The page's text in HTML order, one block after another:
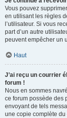
Vous pouvez
en utilisant les règles
l’utilisateur. Si vous
part d’un autre
peuvent empêcher un
Haut
J’ai reçu un courrier
forum !
Nous en sommes
ce forum possède des
envoyant de tels
une copie complète